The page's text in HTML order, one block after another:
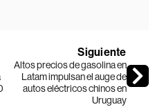
Siguiente
Altos precios de gasolina en
Latam impulsan el auge de
autos eléctricos chinos en
Uruguay